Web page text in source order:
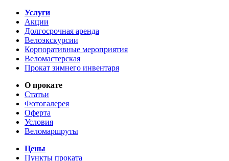
Услуги
Акции
Долгосрочная аренда
Велоэкскурсии
Корпоративные мероприятия
Веломастерская
Прокат зимнего инвентаря
О прокате
Статьи
Фотогалерея
Оферта
Условия
Веломаршруты
Цены
Пункты проката